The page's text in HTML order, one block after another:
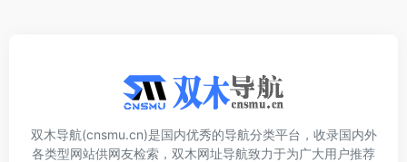
双木导航(cnsmu.cn)是国内优秀的导航分类平台，收录国内外
各类型网站供网友检索，双木网址导航致力于为广大用户推荐